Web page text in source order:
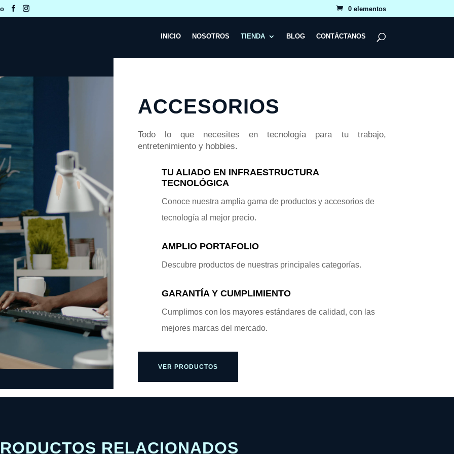
0 elementos
INICIO NOSOTROS TIENDA BLOG CONTÁCTANOS
ACCESORIOS
Todo lo que necesites en tecnología para tu trabajo,
entretenimiento y hobbies.
TU ALIADO EN INFRAESTRUCTURA
TECNOLÓGICA
Conoce nuestra amplia gama de productos y accesorios de
tecnología al mejor precio.
AMPLIO PORTAFOLIO
Descubre productos de nuestras principales categorías.
GARANTÍA Y CUMPLIMIENTO
Cumplimos con los mayores estándares de calidad, con las
mejores marcas del mercado.
VER PRODUCTOS
RELACIONADOS